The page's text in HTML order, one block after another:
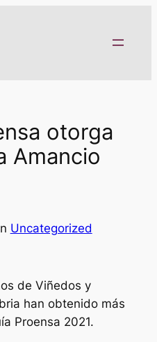
otorga
Amancio
Uncategorized
de Viñedos y
han obtenido más
Proensa 2021.